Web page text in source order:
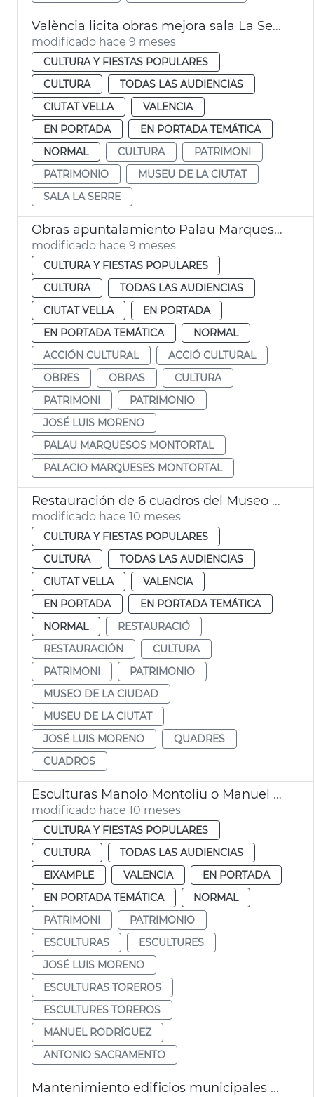
València licita obras mejora sala La Serre Museu de la Ciutat
modificado hace 9 meses
CULTURA Y FIESTAS POPULARES
CULTURA
TODAS LAS AUDIENCIAS
CIUTAT VELLA
VALENCIA
EN PORTADA
EN PORTADA TEMÁTICA
NORMAL
CULTURA
PATRIMONI
PATRIMONIO
MUSEU DE LA CIUTAT
SALA LA SERRE
Obras apuntalamiento Palau Marquesos Montortal
modificado hace 9 meses
CULTURA Y FIESTAS POPULARES
CULTURA
TODAS LAS AUDIENCIAS
CIUTAT VELLA
EN PORTADA
EN PORTADA TEMÁTICA
NORMAL
ACCIÓN CULTURAL
ACCIÓ CULTURAL
OBRES
OBRAS
CULTURA
PATRIMONI
PATRIMONIO
JOSÉ LUIS MORENO
PALAU MARQUESOS MONTORTAL
PALACIO MARQUESES MONTORTAL
Restauración de 6 cuadros del Museo de la Ciudad
modificado hace 10 meses
CULTURA Y FIESTAS POPULARES
CULTURA
TODAS LAS AUDIENCIAS
CIUTAT VELLA
VALENCIA
EN PORTADA
EN PORTADA TEMÁTICA
NORMAL
RESTAURACIÓ
RESTAURACIÓN
CULTURA
PATRIMONI
PATRIMONIO
MUSEO DE LA CIUDAD
MUSEU DE LA CIUTAT
JOSÉ LUIS MORENO
QUADRES
CUADROS
Esculturas Manolo Montoliu o Manuel Granero València
modificado hace 10 meses
CULTURA Y FIESTAS POPULARES
CULTURA
TODAS LAS AUDIENCIAS
EIXAMPLE
VALENCIA
EN PORTADA
EN PORTADA TEMÁTICA
NORMAL
PATRIMONI
PATRIMONIO
ESCULTURAS
ESCULTURES
JOSÉ LUIS MORENO
ESCULTURAS TOREROS
ESCULTURES TOREROS
MANUEL RODRÍGUEZ
ANTONIO SACRAMENTO
Mantenimiento edificios municipales 40,8 millones Ayuntamiento València